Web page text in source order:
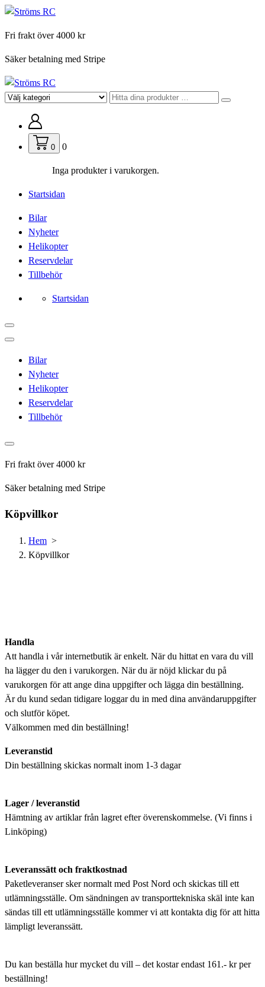
Hoppa
innehåll
Fri frakt över 4000 kr
Säker betalning med Stripe
För din hobby
0 0
Inga produkter i varukorgen.
Startsidan
Bilar
Nyheter
Helikopter
Reservdelar
Tillbehör
Startsidan
Bilar
Nyheter
Helikopter
Reservdelar
Tillbehör
Fri frakt över 4000 kr
Säker betalning med Stripe
Köpvillkor
Hem >
Köpvillkor
Handla
Att handla i vår internetbutik är enkelt. När du hittat en vara du vill
ha lägger du den i varukorgen. När du är nöjd klickar du på
varukorgen för att ange dina uppgifter och lägga din beställning.
Är du kund sedan tidigare loggar du in med dina användaruppgifter
och slutför köpet.
Välkommen med din beställning!
Leveranstid
Din beställning skickas normalt inom 1-3 dagar
Lager / leveranstid
Hämtning av artiklar från lagret efter överenskommelse. (Vi finns i
Linköping)
Leveranssätt och fraktkostnad
Paketleveranser sker normalt med Post Nord och skickas till ett
utlämningsställe. Om sändningen av transporttekniska skäl inte kan
sändas till ett utlämningsställe kommer vi att kontakta dig för att hitta
lämpligt leveranssätt.
Du kan beställa hur mycket du vill – det kostar endast 161.- kr per
beställning!